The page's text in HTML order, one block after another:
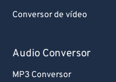
Conversor de vídeo
Audio Conversor
MP3 Conversor